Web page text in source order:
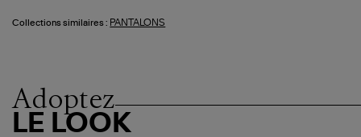
Collections similaires : PANTALONS
Adoptez
LE LOOK